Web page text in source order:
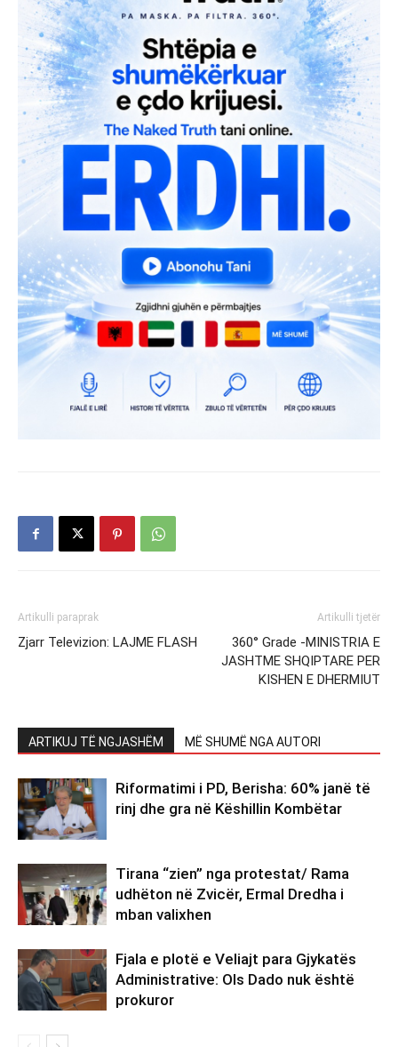
Artikulli paraprak
Zjarr Televizion: LAJME FLASH
Artikulli tjetër
360° Grade -MINISTRIA E
JASHTME SHQIPTARE PER
KISHEN E DHERMIUT
ARTIKUJ TË NGJASHËM MË SHUMË NGA AUTORI
Riformatimi i PD, Berisha: 60% janë të
rinj dhe gra në Këshillin Kombëtar
Tirana “zien” nga protestat/ Rama
udhëton në Zvicër, Ermal Dredha i
mban valixhen
Fjala e plotë e Veliajt para Gjykatës
Administrative: Ols Dado nuk është
prokuror